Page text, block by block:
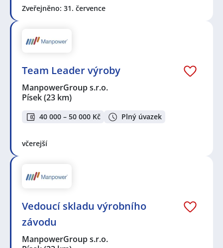
Zveřejněno: 31. července
Team Leader výroby
ManpowerGroup s.r.o.
Písek(23 km)
40 000 – 50 000 Kč Plný úvazek
včerejší
Vedoucí skladu výrobního
závodu
ManpowerGroup s.r.o.